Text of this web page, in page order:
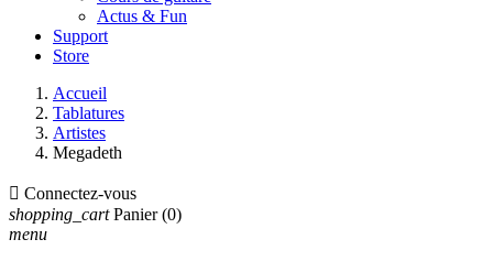
Actus & Fun
Support
Store
Accueil
Tablatures
Artistes
Megadeth
 Connectez-vous
shopping_cart Panier (0)
menu